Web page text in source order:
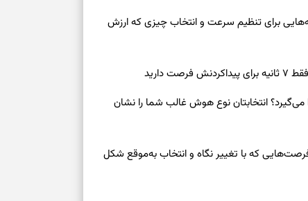
چهارشنبه ۱۴ مرداد ۱۴۰۵ | نشانه‌هایی برای تنظیم سرعت و انتخاب چیزی که ارزش
انتخابتان نوع هوش غالب شما را نشان
امروز چهارشنبه ۱۴ مرداد ۱۴۰۵ | فرصت‌هایی که با تغییر نگاه و انتخاب به‌موقع شکل